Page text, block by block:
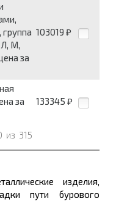
группа
Л, М,
за
103019 ₽
за
133345 ₽
из 315
изделия,
пути бурового